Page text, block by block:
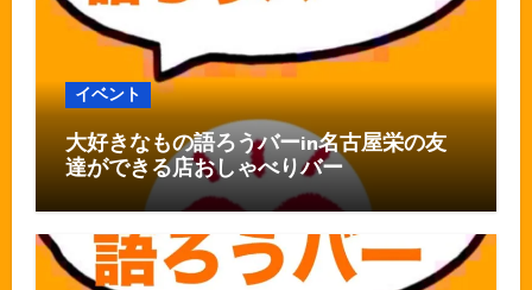
イベント
大好きなもの語ろうバーin名古屋栄の友
達ができる店おしゃべりバー